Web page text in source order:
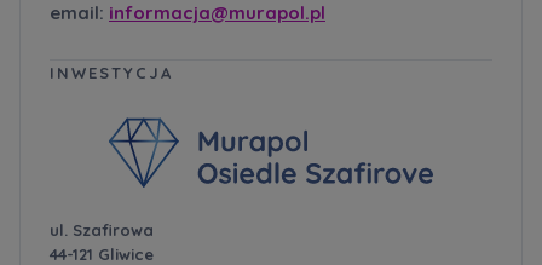
email: informacja@murapol.pl
INWESTYCJA
ul. Szafirowa
44-121 Gliwice